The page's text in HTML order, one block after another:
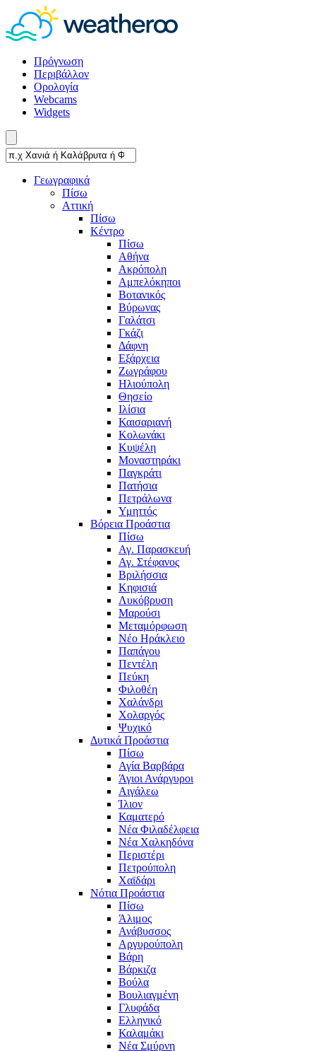
Πρόγνωση
Περιβάλλον
Ορολογία
Webcams
Widgets
Γεωγραφικά
Πίσω
Αττική
Πίσω
Κέντρο
Πίσω
Αθήνα
Ακρόπολη
Αμπελόκηποι
Βοτανικός
Βύρωνας
Γαλάτσι
Γκάζι
Δάφνη
Εξάρχεια
Ζωγράφου
Ηλιούπολη
Θησείο
Ιλίσια
Καισαριανή
Κολωνάκι
Κυψέλη
Μοναστηράκι
Παγκράτι
Πατήσια
Πετράλωνα
Υμηττός
Βόρεια Προάστια
Πίσω
Αγ. Παρασκευή
Αγ. Στέφανος
Βριλήσσια
Κηφισιά
Λυκόβρυση
Μαρούσι
Μεταμόρφωση
Νέο Ηράκλειο
Παπάγου
Πεντέλη
Πεύκη
Φιλοθέη
Χαλάνδρι
Χολαργός
Ψυχικό
Δυτικά Προάστια
Πίσω
Αγία Βαρβάρα
Άγιοι Ανάργυροι
Αιγάλεω
Ίλιον
Καματερό
Νέα Φιλαδέλφεια
Νέα Χαλκηδόνα
Περιστέρι
Πετρούπολη
Χαϊδάρι
Νότια Προάστια
Πίσω
Άλιμος
Ανάβυσσος
Αργυρούπολη
Βάρη
Βάρκιζα
Βούλα
Βουλιαγμένη
Γλυφάδα
Ελληνικό
Καλαμάκι
Νέα Σμύρνη